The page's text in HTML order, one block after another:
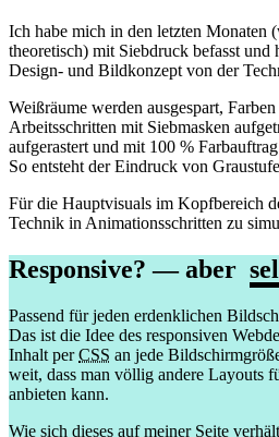
Ich habe mich in den letzten Monaten
theoretisch) mit Siebdruck befasst und
Design- und Bildkonzept von der
Weißräume werden ausgespart,
Arbeitsschritten mit Siebmasken
aufgerastert und mit 100 %
So entsteht der Eindruck von
Für die Hauptvisuals im Kopfbereich
Technik in Animationsschritten zu
Responsive? — aber
Passend für jeden erdenklichen
Das ist die Idee des responsiven
Inhalt perCSS an jede
weit, dass man völlig andere Layouts
anbieten kann.
Wie sich dieses auf meiner Seite